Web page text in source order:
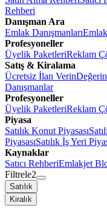
Rehberi
Danışman Ara
Emlak Danışmanları
Profesyoneller
Üyelik PaketleriReklam
Satış & Kiralama
Ücretsiz İlan Verin
Danışmanlar
Profesyoneller
Üyelik PaketleriReklam
Piyasa
Satılık Konut Piyasası
PiyasasıSatılık İş Yeri
Kaynaklar
Satıcı RehberiEmlakjet
Filtrele2
Satılık
Kiralık